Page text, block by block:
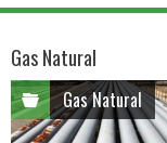
Gas Natural
Gas Natural